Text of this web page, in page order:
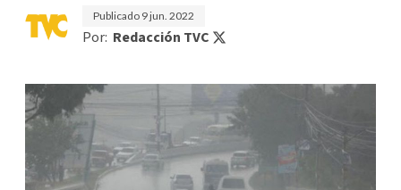
Publicado 9 jun. 2022
Por: Redacción TVC